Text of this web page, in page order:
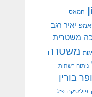
חמאס
יאיר רגב
משטרית
משטרה
ניתוח רשתות
בורין
פוליטיקה פיל